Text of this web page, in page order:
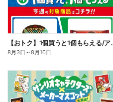
【おトク】
8月3日 ～8月10日